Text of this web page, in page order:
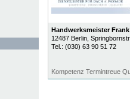
Handwerksmeister Frank
12487 Berlin,
Tel.: (030) 63 90 51 72
Kompetenz Termintreue